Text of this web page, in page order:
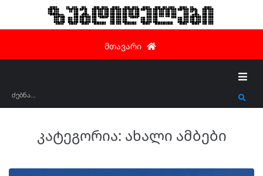
ზუგდიდელები
მთავარი
კატეგორია: ახალი ამბები